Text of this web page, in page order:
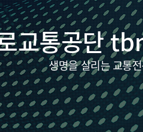
교통공단
생명을 살리는 교통